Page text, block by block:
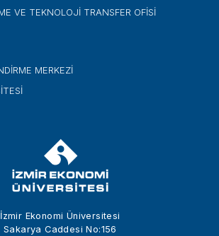
İzmir Ekonomi Üniversitesi
Sakarya Caddesi No:156
VE TEKNOLOJI TRANSFER OFISI
MERKEZİ